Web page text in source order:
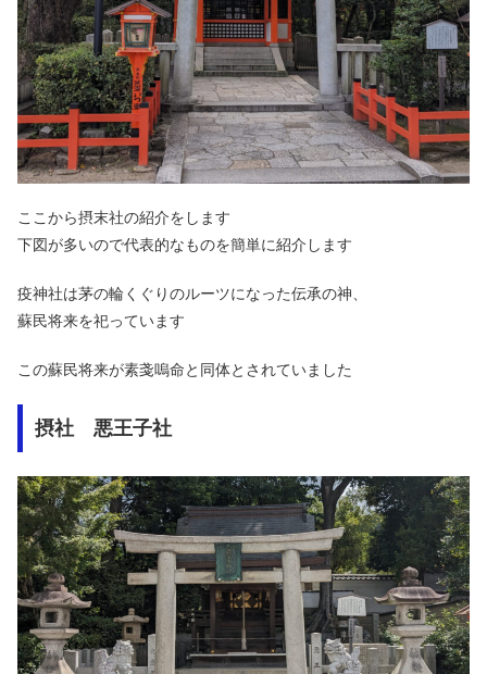
ここから摂末社の紹介をします
下図が多いので代表的なものを簡単に紹介します
疫神社は茅の輪くぐりのルーツになった伝承の神、
蘇民将来を祀っています
この蘇民将来が素戔嗚命と同体とされていました
摂社 悪王子社